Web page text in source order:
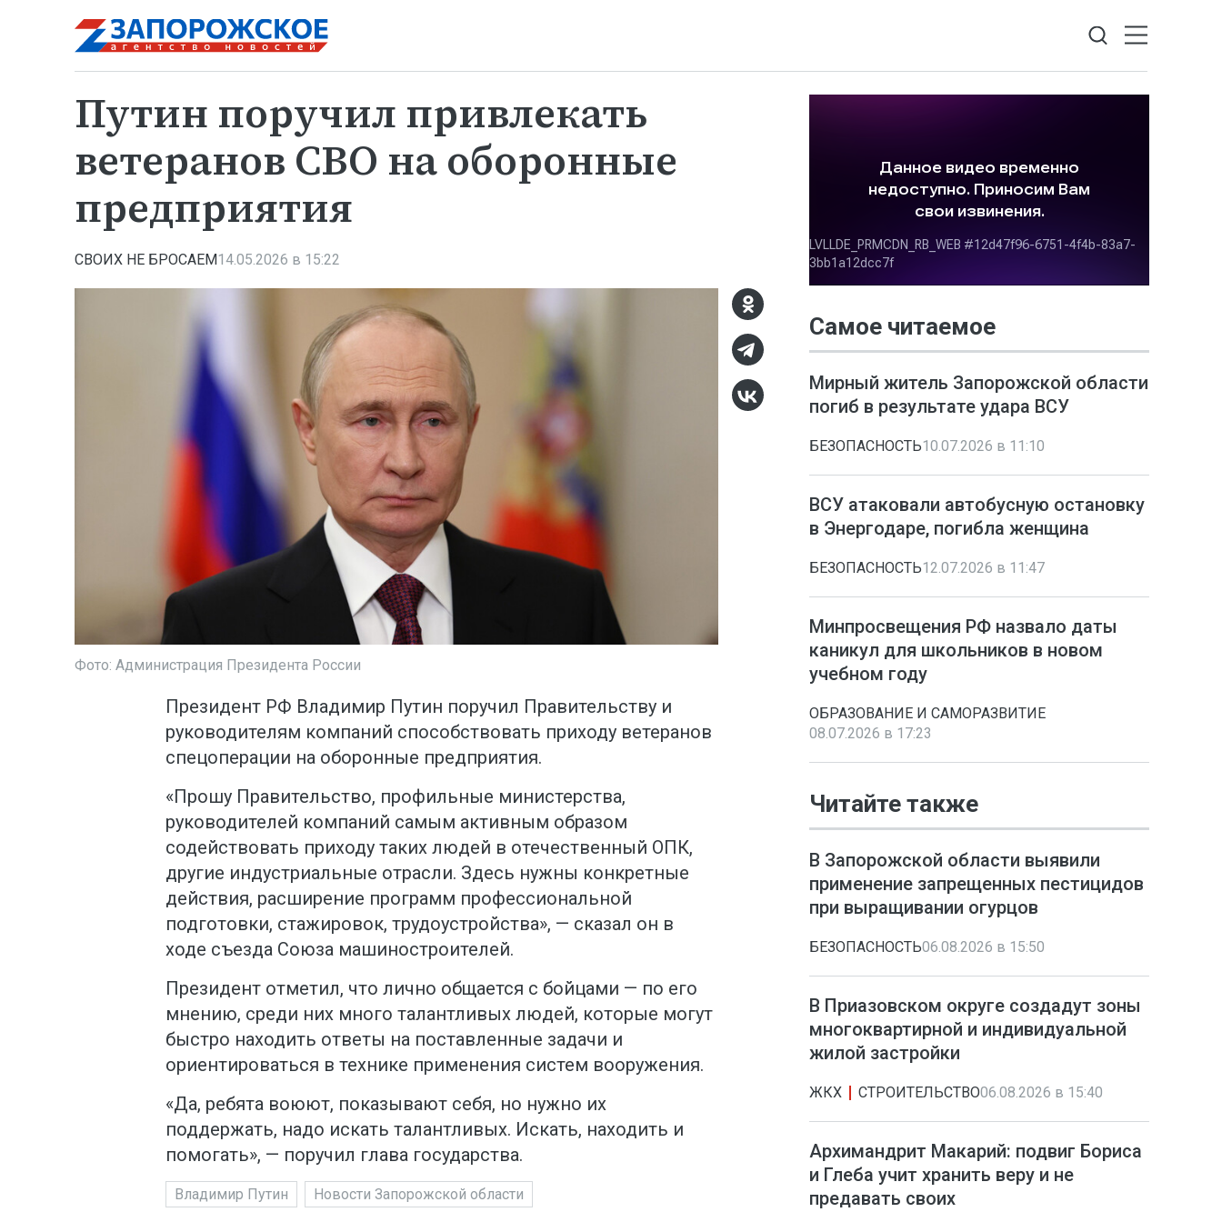
Путин поручил привлекать
ветеранов СВО на оборонные
предприятия
СВОИХ НЕ БРОСАЕМ14.05.2026 в 15:22
Фото: Администрация Президента России
Президент РФ Владимир Путин поручил Правительству и
руководителям компаний способствовать приходу ветеранов
спецоперации на оборонные предприятия.
«Прошу Правительство, профильные министерства,
руководителей компаний самым активным образом
содействовать приходу таких людей в отечественный ОПК,
другие индустриальные отрасли. Здесь нужны конкретные
действия, расширение программ профессиональной
подготовки, стажировок, трудоустройства», — сказал он в
ходе съезда Союза машиностроителей.
Президент отметил, что лично общается с бойцами — по его
мнению, среди них много талантливых людей, которые могут
быстро находить ответы на поставленные задачи и
ориентироваться в технике применения систем вооружения.
«Да, ребята воюют, показывают себя, но нужно их
поддержать, надо искать талантливых. Искать, находить и
помогать», — поручил глава государства.
Владимир Путин Новости Запорожской области
Самое читаемое
Мирный житель Запорожской области
погиб в результате удара ВСУ
БЕЗОПАСНОСТЬ10.07.2026 в 11:10
ВСУ атаковали автобусную остановку
в Энергодаре, погибла женщина
БЕЗОПАСНОСТЬ12.07.2026 в 11:47
Минпросвещения РФ назвало даты
каникул для школьников в новом
учебном году
ОБРАЗОВАНИЕ И САМОРАЗВИТИЕ
08.07.2026 в 17:23
Читайте также
В Запорожской области выявили
применение запрещенных пестицидов
при выращивании огурцов
БЕЗОПАСНОСТЬ06.08.2026 в 15:50
В Приазовском округе создадут зоны
многоквартирной и индивидуальной
жилой застройки
ЖКХ СТРОИТЕЛЬСТВО06.08.2026 в 15:40
Архимандрит Макарий: подвиг Бориса
и Глеба учит хранить веру и не
предавать своих